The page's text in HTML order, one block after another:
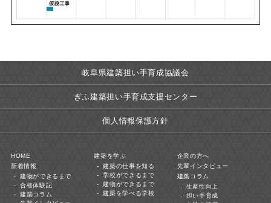
岐阜県建築担い手育成協議会
ぎふ建築担い手育成支援センター
個人情報保護方針
HOME
新着情報
建物ができるまで
合格体験記
建築コラム
建築を学ぶ
建築の仕事を知る
学校ができるまで
建物ができるまで
建築を学べる学校
企業の方へ
先輩インタビュー
建築コラム
生産性向上
担い手育成